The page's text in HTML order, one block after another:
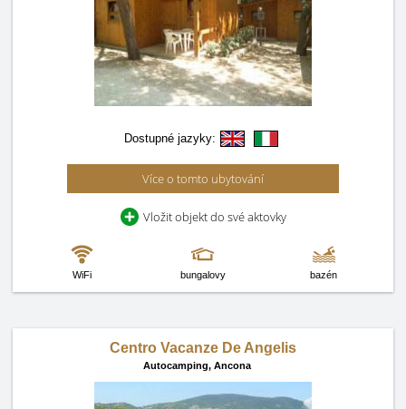
Dostupné jazyky:
Více o tomto ubytování
Vložit objekt do své aktovky
WiFi bungalovy bazén
Centro Vacanze De Angelis
Autocamping, Ancona